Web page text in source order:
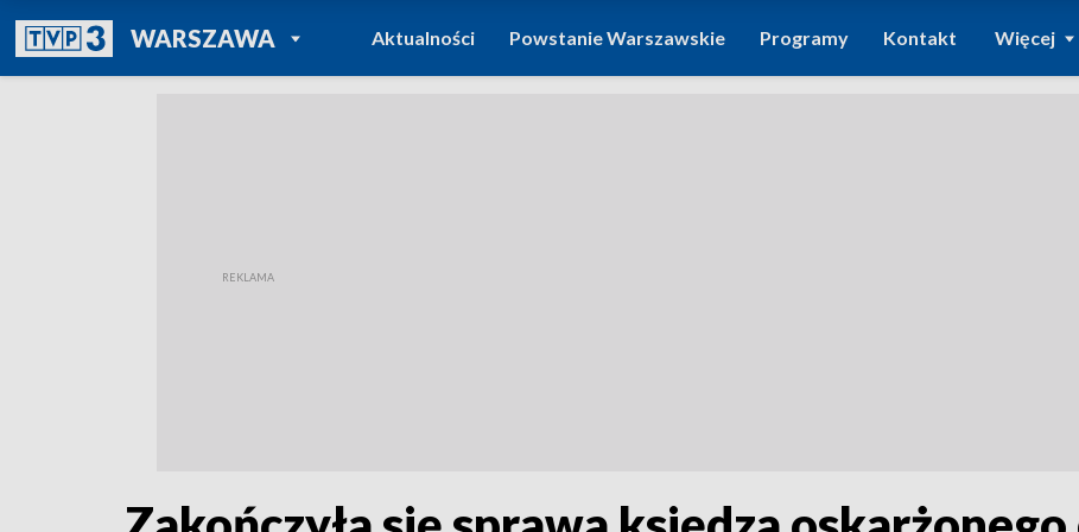
WARSZAWAPOWRÓT DO
TVP REGIONY
Aktualności Powstanie Warszawskie Programy Kontakt Więcej